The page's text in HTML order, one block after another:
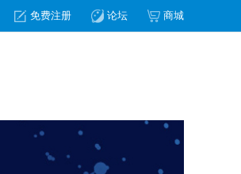
免费注册 论坛 商城